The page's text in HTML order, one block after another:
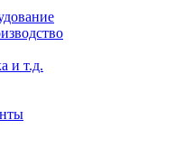
и т.д.